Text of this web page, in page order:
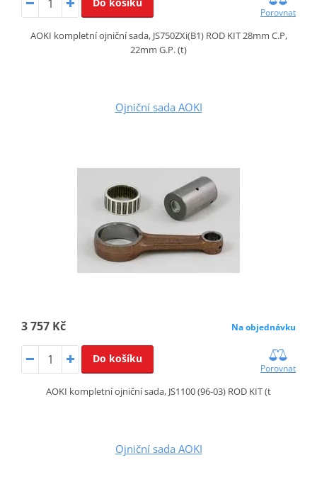
Porovnat
AOKI kompletní ojniční sada, JS750ZXi(B1) ROD KIT 28mm C.P,
22mm G.P. (t)
Ojniční sada AOKI
3 757 Kč Na objednávku
Do košíku
Porovnat
AOKI kompletní ojniční sada, JS1100 (96-03) ROD KIT (t
Ojniční sada AOKI